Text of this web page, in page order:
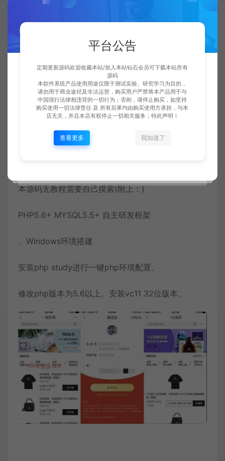
26. 新增红包插件
27. 简化商品上架流程
29. 发布全新surprise皮肤一套
30. 新增积分商城功能
31. 发布全新colorful皮肤一套
本源码无教程需要自己摸索(附上：)
PHP5.6+ MYSQL5.5+ 自主研发框架
、Windows环境搭建
安装php study进行一键php环境配置。
修改php版本为5.6以上。安装vc11 32位版本。
平台公告
定期更新源码欢迎收藏本站/加入本站钻石会员可下载本站所有
源码
本软件系统产品使用用途仅限于测试实验、研究学习为目的，
请勿用于商业途径及非法运营，购买用户严禁将本产品用于与
中国现行法律相违背的一切行为；否则，请停止购买，如坚持
购买使用一切法律责任 及 所有后果均由购买使用方承担，与本
店无关，并且本店有权停止一切相关服务；特此声明！
查看更多 我知道了